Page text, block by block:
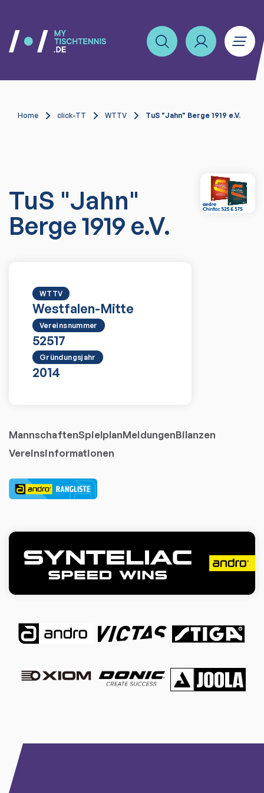
Home click-TT WTTV TuS "Jahn" Berge 1919 e.V.
TuS "Jahn"
Berge 1919 e.V.
WTTV
Westfalen-Mitte
Vereinsnummer
52517
Gründungsjahr
2014
MannschaftenSpielplanMeldungenBilanzen
Vereinsinformationen